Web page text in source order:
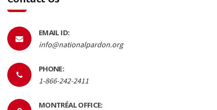
EMAIL ID:
info@nationalpardon.org
PHONE:
1-866-242-2411
MONTRÉAL OFFICE: